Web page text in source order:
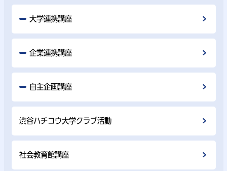
大学連携講座
企業連携講座
自主企画講座
渋谷ハチコウ大学クラブ活動
社会教育館講座